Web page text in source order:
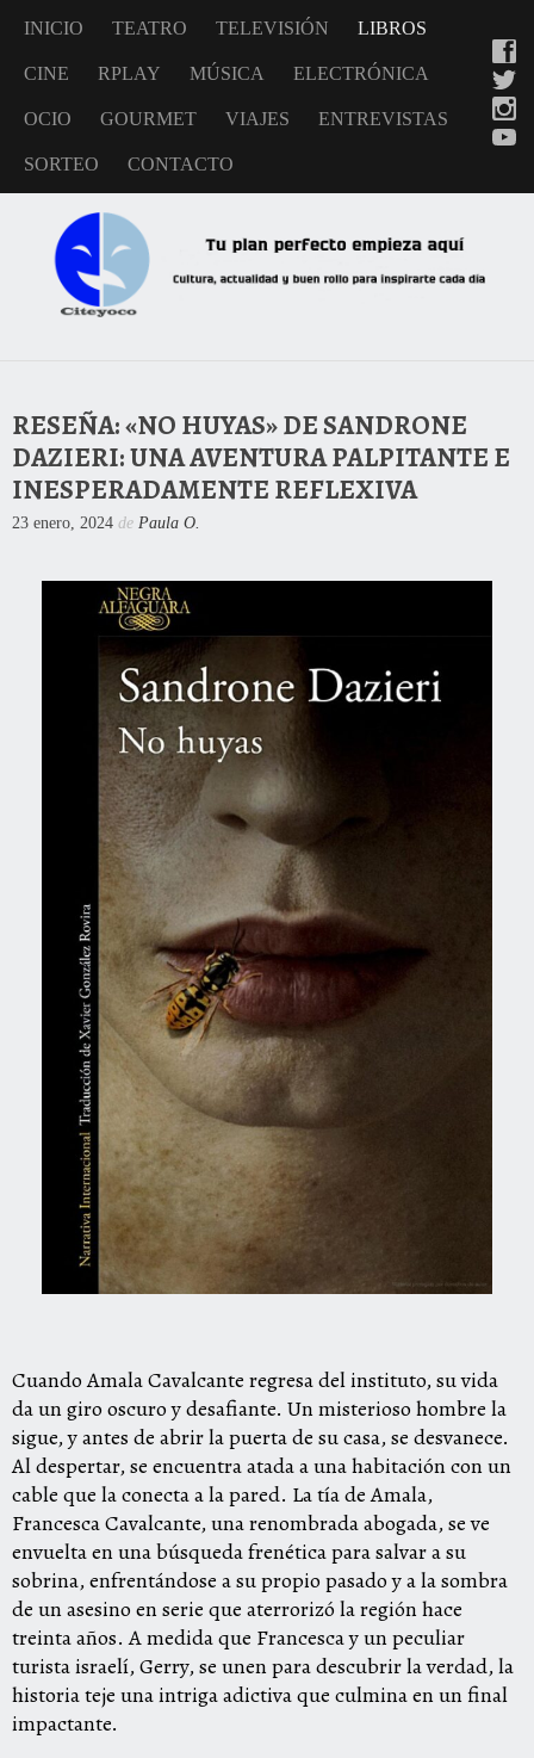
INICIO TEATRO TELEVISIÓN LIBROS
CINE RPLAY MÚSICA ELECTRÓNICA
OCIO GOURMET VIAJES ENTREVISTAS
SORTEO CONTACTO
RESEÑA: «NO HUYAS» DE SANDRONE
DAZIERI: UNA AVENTURA PALPITANTE E
INESPERADAMENTE REFLEXIVA
23 enero, 2024 de Paula O.
Cuando Amala Cavalcante regresa del instituto, su vida
da un giro oscuro y desafiante. Un misterioso hombre la
sigue, y antes de abrir la puerta de su casa, se desvanece.
Al despertar, se encuentra atada a una habitación con un
cable que la conecta a la pared. La tía de Amala,
Francesca Cavalcante, una renombrada abogada, se ve
envuelta en una búsqueda frenética para salvar a su
sobrina, enfrentándose a su propio pasado y a la sombra
de un asesino en serie que aterrorizó la región hace
treinta años. A medida que Francesca y un peculiar
turista israelí, Gerry, se unen para descubrir la verdad, la
historia teje una intriga adictiva que culmina en un final
impactante.